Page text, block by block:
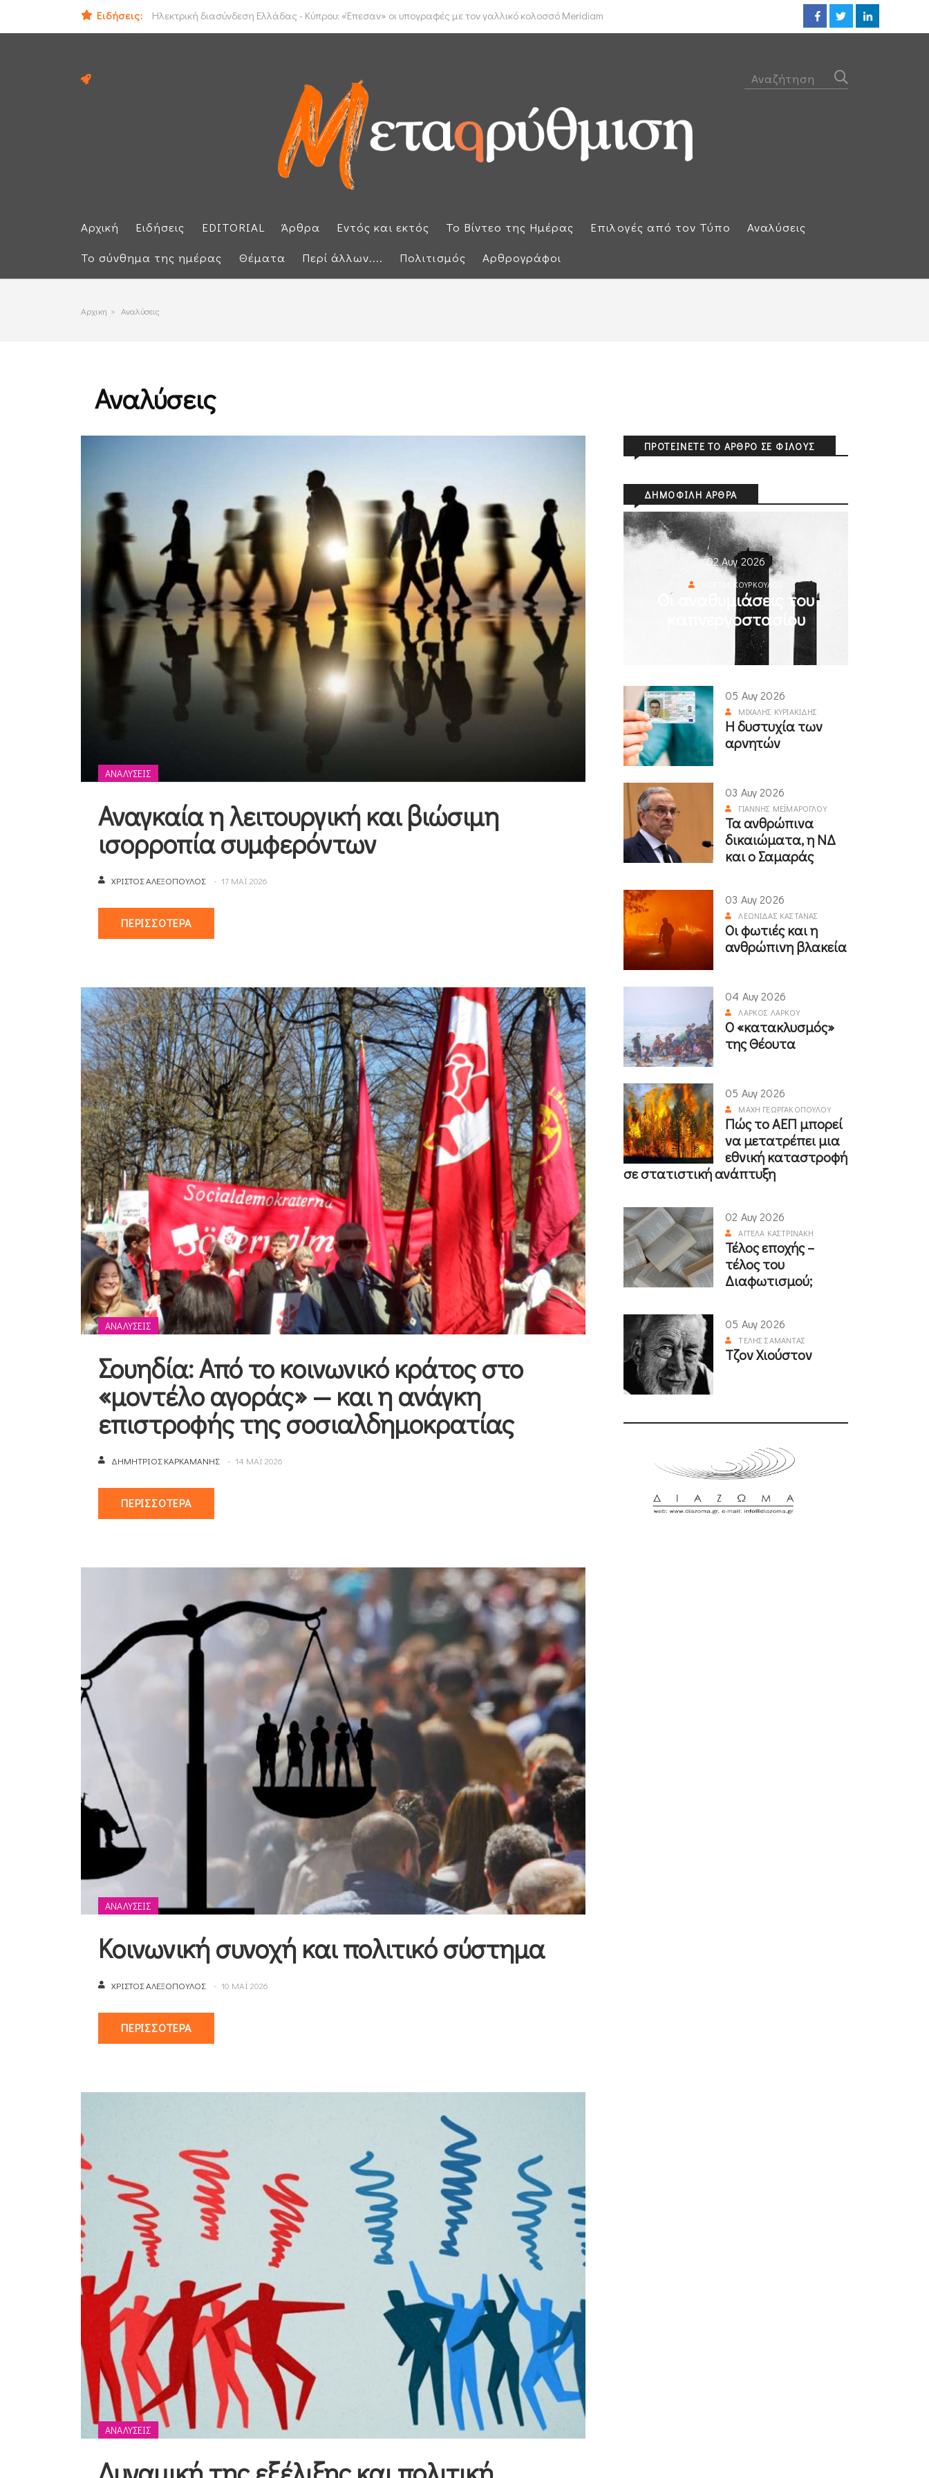
Ειδήσεις: ΕΕ: Αλληλεγγύη στην Ισπανία και έμφαση στην προστασία των εξωτερικών συνόρων μετά την έκτακτη ... Οι ΗΠΑ βλέπουν συμφωνία
Αρχική Ειδήσεις EDITORIAL Άρθρα Εντός και εκτός Το Βίντεο της Ημέρας Επιλογές από τον Τύπο
Αναλύσεις
Το σύνθημα της ημέρας
Θέματα Περί άλλων.... Πολιτισμός Αρθρογράφοι
Αρχικη > Αναλύσεις
Αναλύσεις
ΑΝΑΛΎΣΕΙΣ
Αναγκαία η λειτουργική και βιώσιμη
ισορροπία συμφερόντων
ΧΡΊΣΤΟΣ ΑΛΕΞΌΠΟΥΛΟΣ 17 ΜΑΪ 2026
ΠΕΡΙΣΣΌΤΕΡΑ
ΑΝΑΛΎΣΕΙΣ
Σουηδία: Από το κοινωνικό κράτος στο
«μοντέλο αγοράς» — και η ανάγκη
επιστροφής της σοσιαλδημοκρατίας
ΔΗΜΉΤΡΙΟΣ ΚΑΡΚΑΜΆΝΗΣ 14 ΜΑΪ 2026
ΠΕΡΙΣΣΌΤΕΡΑ
ΑΝΑΛΎΣΕΙΣ
Κοινωνική συνοχή και πολιτικό σύστημα
ΧΡΊΣΤΟΣ ΑΛΕΞΌΠΟΥΛΟΣ 10 ΜΑΪ 2026
ΠΕΡΙΣΣΌΤΕΡΑ
ΑΝΑΛΎΣΕΙΣ
ΠΡΟΤΕΊΝΕΤΕ ΤΟ ΆΡΘΡΟ ΣΕ ΦΊΛΟΥΣ
ΔΗΜΟΦΙΛΉ ΆΡΘΡΑ
02 Αυγ 2026
ΚΏΣΤΑΣ ΚΟΎΡΚΟΥΛΟΣ
Οι αναθυμιάσεις του
καπνεργοστασίου
05 Αυγ 2026
ΜΙΧΆΛΗΣ ΚΥΡΙΑΚΊΔΗΣ
Η δυστυχία των
αρνητών
03 Αυγ 2026
ΓΙΆΝΝΗΣ ΜΕΪΜΆΡΟΓΛΟΥ
Τα ανθρώπινα
δικαιώματα, η ΝΔ
και ο Σαμαράς
03 Αυγ 2026
ΛΕΩΝΊΔΑΣ ΚΑΣΤΑΝΆΣ
Οι φωτιές και η
ανθρώπινη βλακεία
04 Αυγ 2026
ΛΆΡΚΟΣ ΛΆΡΚΟΥ
Ο «κατακλυσμός»
της Θέουτα
05 Αυγ 2026
ΜΆΧΗ ΓΕΩΡΓΑΚΟΠΟΎΛΟΥ
Πώς το ΑΕΠ μπορεί
να μετατρέπει μια
εθνική καταστροφή
σε στατιστική ανάπτυξη
02 Αυγ 2026
ΑΓΓΈΛΑ ΚΑΣΤΡΙΝΆΚΗ
Τέλος εποχής –
τέλος του
Διαφωτισμού;
05 Αυγ 2026
ΤΈΛΗΣ ΣΑΜΑΝΤΆΣ
Τζον Χιούστον